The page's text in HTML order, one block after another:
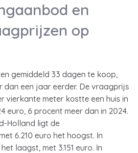
en
op
gemiddeld 33 dagen te koop,
dan een jaar eerder. De vraagprijs
vierkante meter kostte een huis in
euro, 6 procent meer dan in 2024.
Holland ligt de
6.210 euro het hoogst. In
laagst, met 3.151 euro. In